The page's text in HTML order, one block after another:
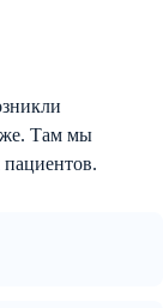
Там мы